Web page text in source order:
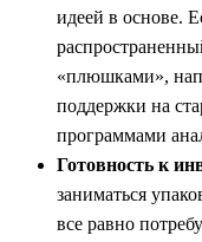
идеей в основе.
«плюшками»,
поддержки на
программами
Готовность к
заниматься
все равно